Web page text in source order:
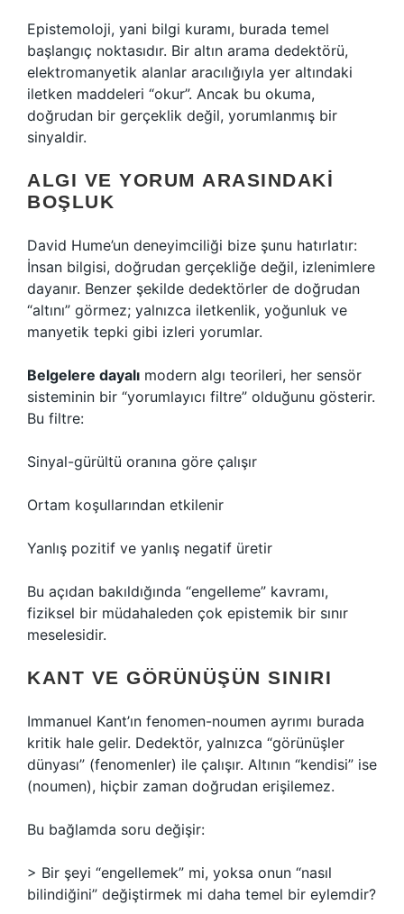
Epistemoloji, yani bilgi kuramı, burada temel
başlangıç noktasıdır. Bir altın arama dedektörü,
elektromanyetik alanlar aracılığıyla yer altındaki
iletken maddeleri “okur”. Ancak bu okuma,
doğrudan bir gerçeklik değil, yorumlanmış bir
sinyaldir.
ALGI VE YORUM ARASINDAKI
BOŞLUK
David Hume’un deneyimciliği bize şunu hatırlatır:
İnsan bilgisi, doğrudan gerçekliğe değil, izlenimlere
dayanır. Benzer şekilde dedektörler de doğrudan
“altını” görmez; yalnızca iletkenlik, yoğunluk ve
manyetik tepki gibi izleri yorumlar.
Belgelere dayalı modern algı teorileri, her sensör
sisteminin bir “yorumlayıcı filtre” olduğunu gösterir.
Bu filtre:
Sinyal-gürültü oranına göre çalışır
Ortam koşullarından etkilenir
Yanlış pozitif ve yanlış negatif üretir
Bu açıdan bakıldığında “engelleme” kavramı,
fiziksel bir müdahaleden çok epistemik bir sınır
meselesidir.
KANT VE GÖRÜNÜŞÜN SINIRI
Immanuel Kant’ın fenomen-noumen ayrımı burada
kritik hale gelir. Dedektör, yalnızca “görünüşler
dünyası” (fenomenler) ile çalışır. Altının “kendisi” ise
(noumen), hiçbir zaman doğrudan erişilemez.
Bu bağlamda soru değişir:
> Bir şeyi “engellemek” mi, yoksa onun “nasıl
bilindiğini” değiştirmek mi daha temel bir eylemdir?